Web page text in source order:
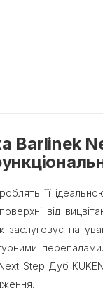
Barlinek
її
від
заслуговує на
Step Дуб